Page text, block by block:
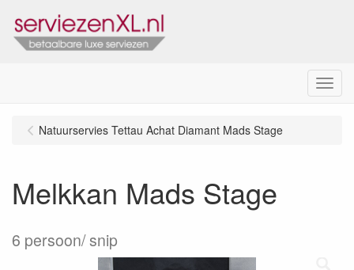
Menu
Natuurservies Tettau Achat Diamant Mads Stage
Melkkan Mads Stage
6 persoon/ snip